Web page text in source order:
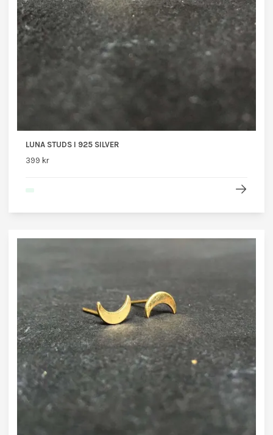
LUNA STUDS I 925 SILVER
399 kr